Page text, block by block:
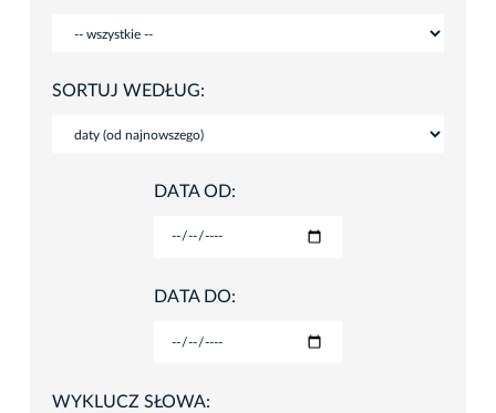
SORTUJ WEDŁUG:
DATA OD:
DATA DO:
WYKLUCZ SŁOWA: